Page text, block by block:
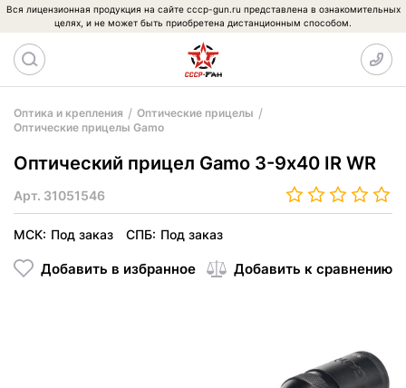
Вся лицензионная продукция на сайте cccp-gun.ru представлена в ознакомительных
целях, и не может быть приобретена дистанционным способом.
Оптика и крепления
Оптические прицелы
Оптические прицелы Gamo
Оптический прицел Gamo 3-9х40 IR WR
Арт. 31051546
МСК: Под заказ СПБ: Под заказ
Добавить в избранное Добавить к сравнению